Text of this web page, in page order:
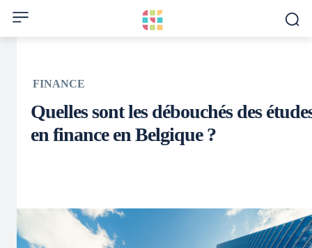
FINANCE
Quelles sont les débouchés des
en finance en Belgique ?